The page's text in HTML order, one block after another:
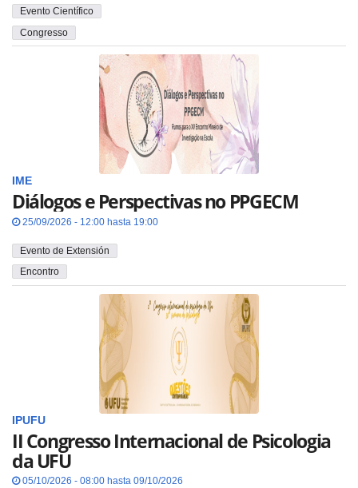
Evento Científico
Congresso
IME
Diálogos e Perspectivas no PPGECM
25/09/2026 - 12:00 hasta 19:00
Evento de Extensión
Encontro
IPUFU
II Congresso Internacional de Psicologia
da UFU
05/10/2026 - 08:00 hasta 09/10/2026